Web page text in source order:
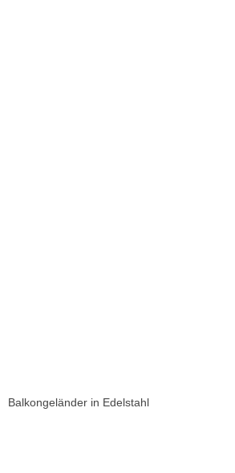
Balkongeländer in Edelstahl